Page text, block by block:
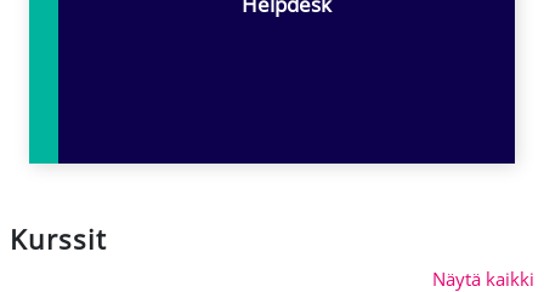
Kurssit
Näytä kaikki